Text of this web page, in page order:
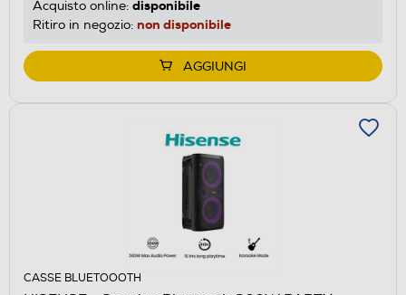
Acquisto online: disponibile
Ritiro in negozio: non disponibile
AGGIUNGI
CASSE BLUETOOOTH